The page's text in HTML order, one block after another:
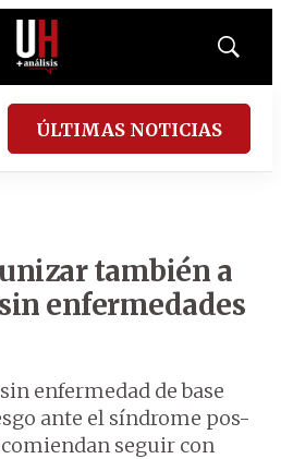
Mostrar
ÚLTIMAS NOTICIAS
también a
enfermedades
enfermedad de base
ante el síndrome pos-
seguir con